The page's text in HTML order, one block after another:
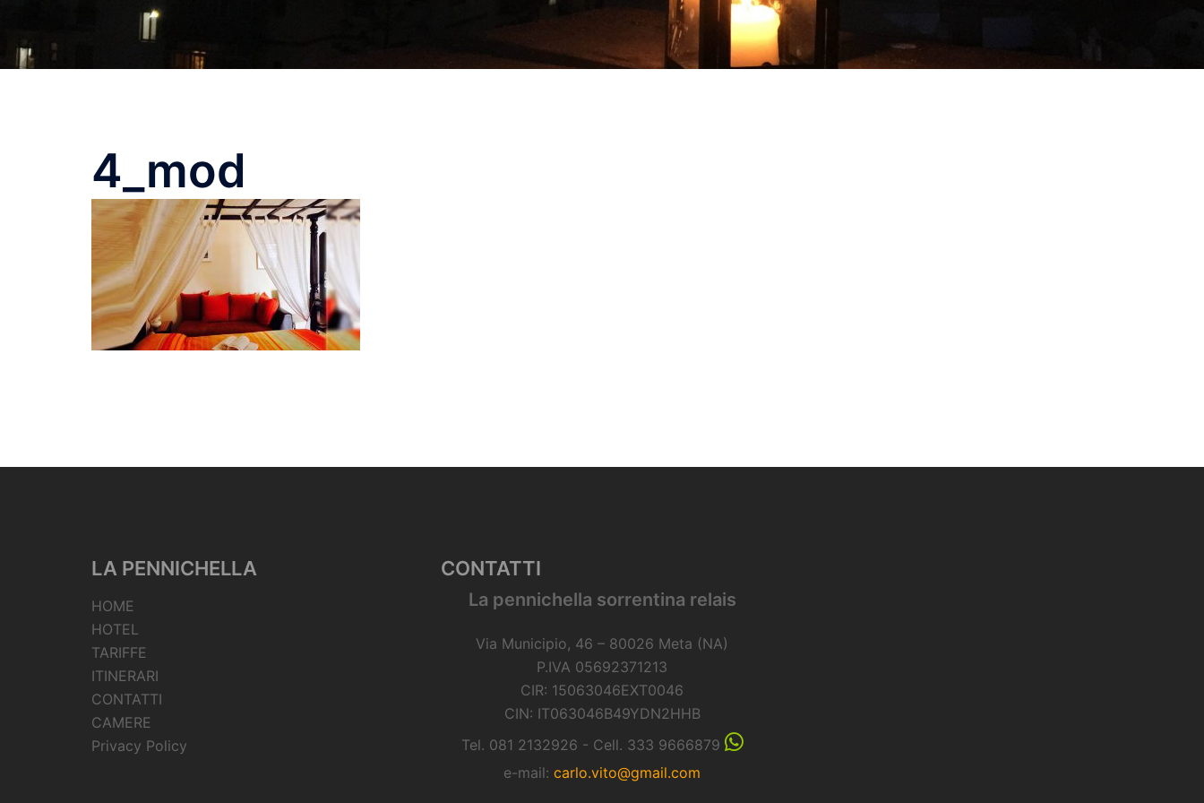
4_mod
LA PENNICHELLA
HOME
HOTEL
TARIFFE
ITINERARI
CONTATTI
CAMERE
Privacy Policy
CONTATTI
La pennichella sorrentina relais
Via Municipio, 46 – 80026 Meta (NA)
P.IVA 05692371213
CIR: 15063046EXT0046
CIN: IT063046B49YDN2HHB
Tel. 081 2132926 - Cell. 333 9666879
e-mail: carlo.vito@gmail.com